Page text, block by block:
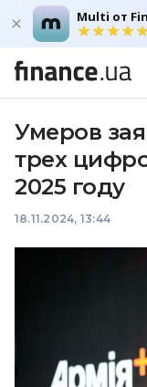
Multi от
Умеров
трех
2025 году
18.11.2024, 13:44